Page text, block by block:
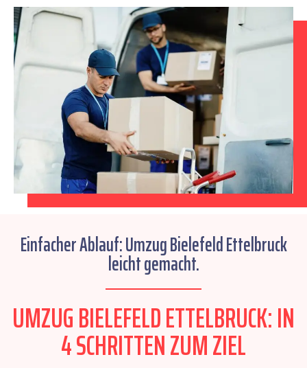
Einfacher Ablauf: Umzug Bielefeld Ettelbruck
leicht gemacht.
UMZUG BIELEFELD ETTELBRUCK: IN
4 SCHRITTEN ZUM ZIEL